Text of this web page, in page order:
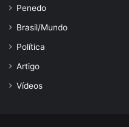
Penedo
Brasil/Mundo
Política
Artigo
Vídeos